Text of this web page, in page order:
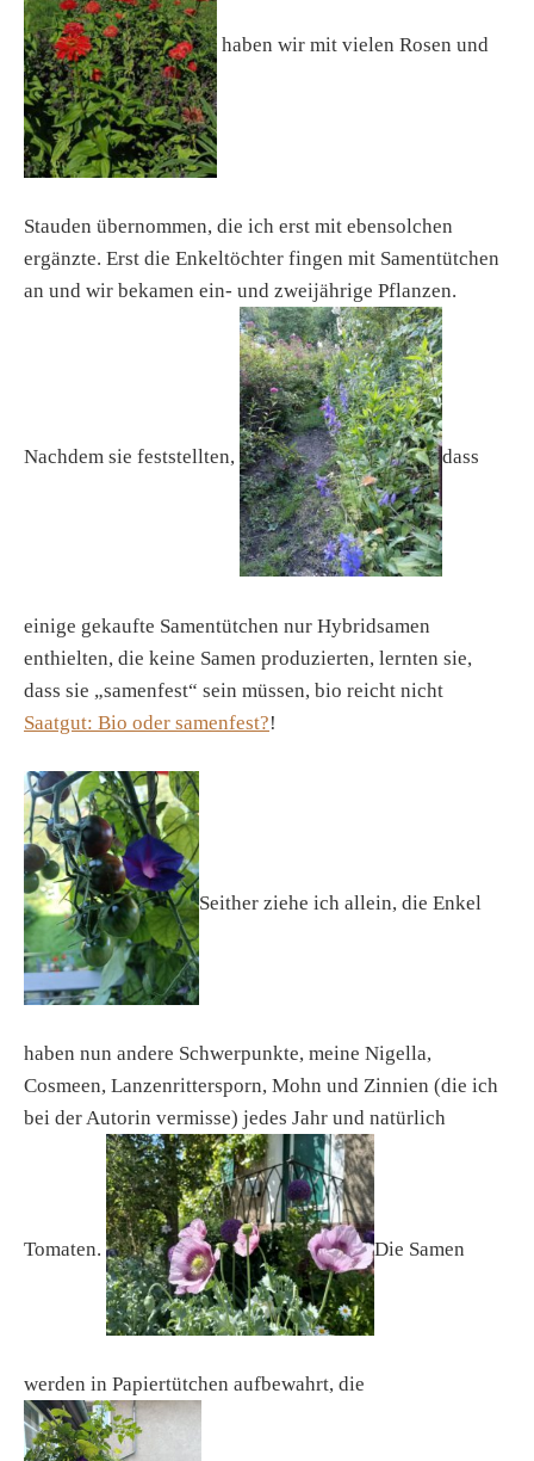
haben wir mit vielen Rosen und
Stauden übernommen, die ich erst mit ebensolchen
ergänzte. Erst die Enkeltöchter fingen mit Samentütchen
an und wir bekamen ein- und zweijährige Pflanzen.
Nachdem sie feststellten, dass
einige gekaufte Samentütchen nur Hybridsamen
enthielten, die keine Samen produzierten, lernten sie,
dass sie „samenfest“ sein müssen, bio reicht nicht
Saatgut: Bio oder samenfest?!
Seither ziehe ich allein, die Enkel
haben nun andere Schwerpunkte, meine Nigella,
Cosmeen, Lanzenrittersporn, Mohn und Zinnien (die ich
bei der Autorin vermisse) jedes Jahr und natürlich
Tomaten. Die Samen
werden in Papiertütchen aufbewahrt, die